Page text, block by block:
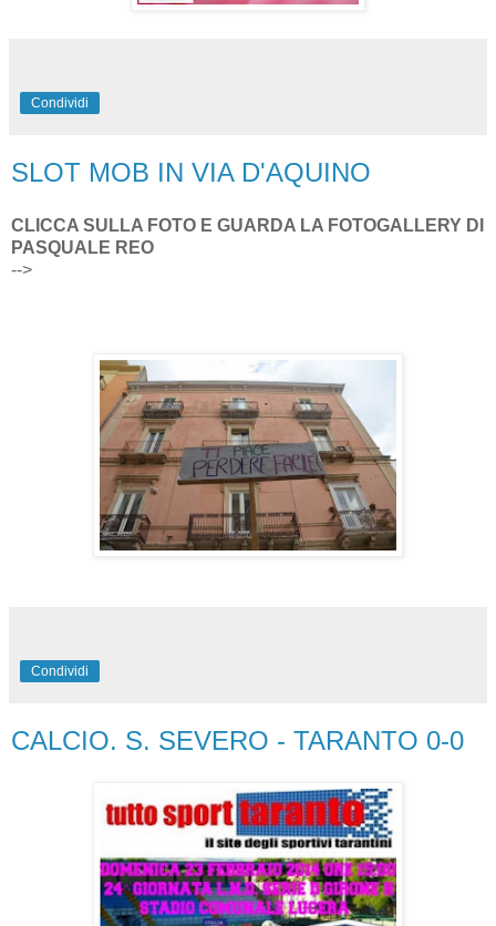
Condividi
SLOT MOB IN VIA D'AQUINO
CLICCA SULLA FOTO E GUARDA LA FOTOGALLERY DI
PASQUALE REO
-->
Condividi
CALCIO. S. SEVERO - TARANTO 0-0